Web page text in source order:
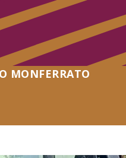
MONFERRATO